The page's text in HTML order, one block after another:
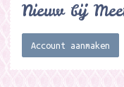
Nieuw bij
Account aanmaken